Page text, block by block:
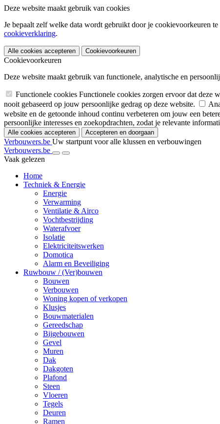
Deze website maakt gebruik van cookies
Je bepaalt zelf welke data wordt gebruikt door je cookievoorkeuren
cookieverklaring.
Alle cookies accepteren Cookievoorkeuren
Cookievoorkeuren
Deze website maakt gebruik van functionele, analytische en
Functionele cookies Functionele cookies zorgen ervoor dat deze
nooit gebaseerd op jouw persoonlijke gedrag op deze website.
website en de getoonde inhoud continu verbeteren om jouw een
persoonlijke interesses en zoekopdrachten, zodat je relevante
Alle cookies accepteren Accepteren en doorgaan
Verbouwers.be Uw startpunt voor alle klussen en verbouwingen
Verbouwers.be
Vaak gelezen
Home
Techniek & Energie
Energie
Verwarming
Ventilatie & Airco
Vochtbestrijding
Waterafvoer
Isolatie
Elektriciteitswerken
Domotica
Alarm en Beveiliging
Ruwbouw / (Ver)bouwen
Bouwen
Verbouwen
Woning kopen of verkopen
Klusjes
Bouwmaterialen
Gereedschap
Bijgebouwen
Gevel
Muren
Dak
Dakgoten
Plafond
Steen
Vloeren
Tegels
Deuren
Ramen